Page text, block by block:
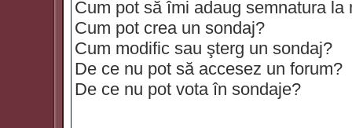
Cum pot să îmi adaug semnatura la
Cum pot crea un sondaj?
Cum modific sau şterg un sondaj?
De ce nu pot să accesez un forum?
De ce nu pot vota în sondaje?